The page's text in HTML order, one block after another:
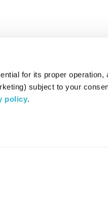
for its proper
subject to your
policy.